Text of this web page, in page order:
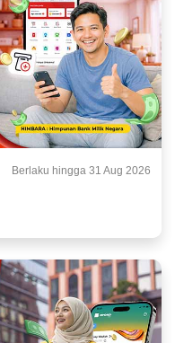
Berlaku hingga 31 Aug 2026